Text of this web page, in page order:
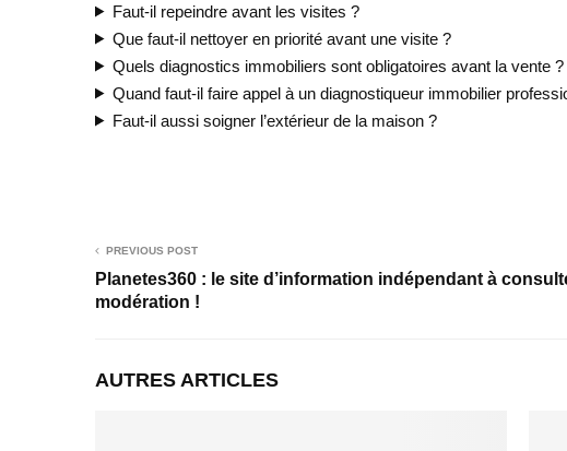
Faut-il repeindre avant les visites ?
Que faut-il nettoyer en priorité avant une visite ?
Quels diagnostics immobiliers sont obligatoires avant la vente ?
Quand faut-il faire appel à un diagnostiqueur immobilier
Faut-il aussi soigner l’extérieur de la maison ?
PREVIOUS POST
Planetes360 : le site d’information indépendant à
modération !
AUTRES ARTICLES